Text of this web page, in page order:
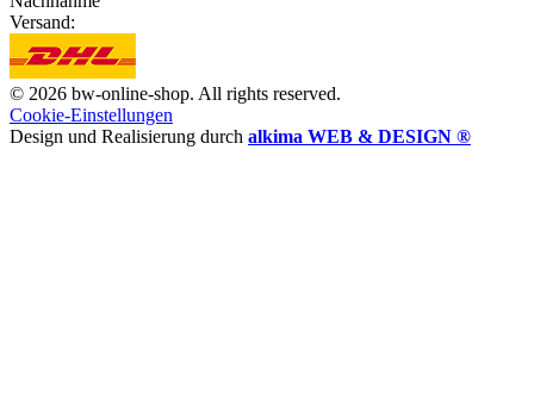
Versand:
© 2026 bw-online-shop. All rights reserved.
Cookie-Einstellungen
Design und Realisierung durch alkima WEB & DESIGN ®